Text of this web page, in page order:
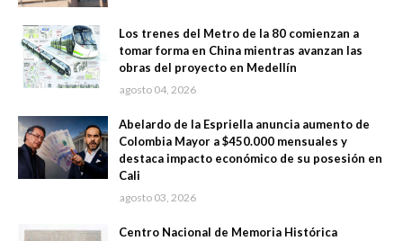
Los trenes del Metro de la 80 comienzan a
tomar forma en China mientras avanzan las
obras del proyecto en Medellín
agosto 04, 2026
Abelardo de la Espriella anuncia aumento de
Colombia Mayor a $450.000 mensuales y
destaca impacto económico de su posesión en
Cali
agosto 03, 2026
Centro Nacional de Memoria Histórica